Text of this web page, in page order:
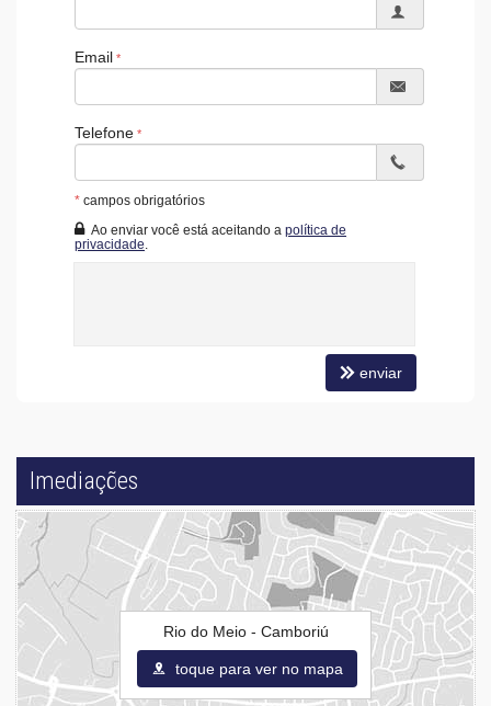
Email
Telefone
* campos obrigatórios
Ao enviar você está aceitando a política de
privacidade
enviar
Imediações
Rio do Meio - Camboriú
toque para ver no mapa